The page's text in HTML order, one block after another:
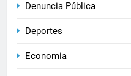
Denuncia Pública
Deportes
Economia